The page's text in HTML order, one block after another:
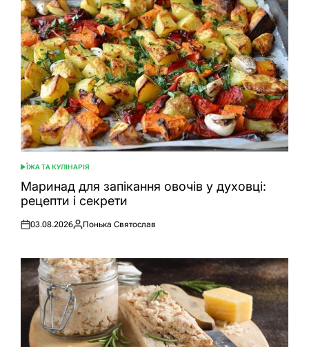
ОПУБЛІКУВАТИ
У
ЇЖА ТА КУЛІНАРІЯ
Маринад для запікання овочів у духовці:
рецепти і секрети
Оприлюднено
03.08.2026
Опубліковано
Понька Святослав